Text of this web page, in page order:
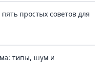
простых советов для
типы, шум и